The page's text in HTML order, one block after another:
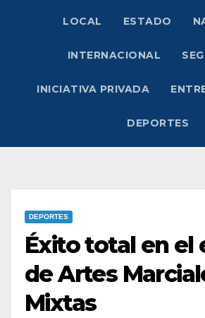
LOCAL ESTADO
INTERNACIONAL
INICIATIVA PRIVADA
DEPORTES
DEPORTES
Éxito total en el
de Artes
Mixtas